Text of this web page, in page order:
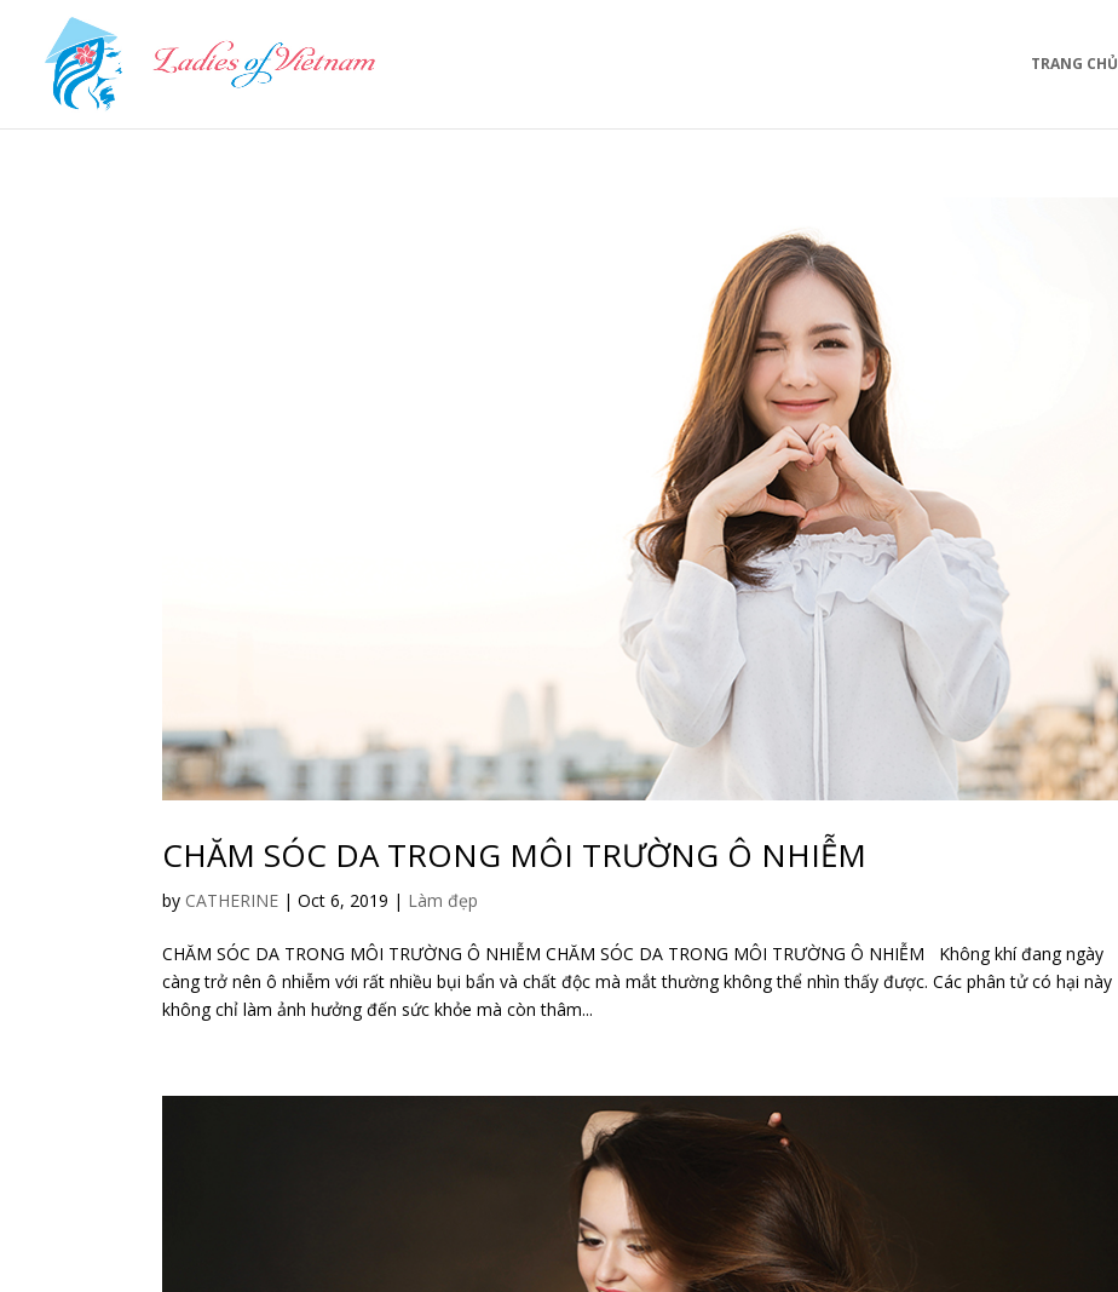
TRANG CHỦ
CHĂM SÓC DA TRONG MÔI TRƯỜNG Ô NHIỄM
by CATHERINE |Oct 6, 2019 | Làm đẹp
CHĂM SÓC DA TRONG MÔI TRƯỜNG Ô NHIỄM CHĂM SÓC DA TRONG MÔI TRƯỜNG Ô NHIỄM Không khí đang ngày
càng trở nên ô nhiễm với rất nhiều bụi bẩn và chất độc mà mắt thường không thể nhìn thấy được. Các phân tử có hại này
không chỉ làm ảnh hưởng đến sức khỏe mà còn thâm...